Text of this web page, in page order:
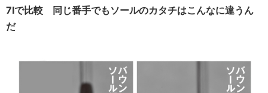
7Iで比較 同じ番手でもソールのカタチはこんなに違うん
だ